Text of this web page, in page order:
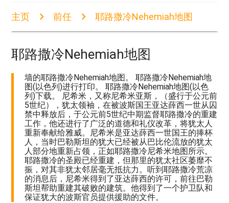
主页 前任 耶路撒冷Nehemiah地图
耶路撒冷Nehemiah地图
墙的耶路撒冷Nehemiah地图。 耶路撒冷Nehemiah地
图(以色列)进行打印。 耶路撒冷Nehemiah地图(以色
列)下载。 尼希米，又称尼希米亚斯，（盛行于公元前
5世纪），犹太领袖，在被波斯国王亚达薛西一世从囚
禁中释放后，于公元前5世纪中期监督耶路撒冷的重建
工作，他还进行了广泛的道德和礼仪改革，将犹太人
重新奉献给雅威。尼希米是亚达薛西一世国王的捧杯
人，当时巴勒斯坦的犹大已经被从巴比伦流放的犹太
人部分地重新占领，正如耶路撒冷尼希米地图所示。
耶路撒冷的圣殿已经重建，但那里的犹太社区萎靡不
振，对其非犹太邻居毫无抵抗力。听到耶路撒冷荒凉
的消息后，尼希米得到了亚达薛西的许可，前往巴勒
斯坦帮助重建其破败的建筑。他得到了一个护卫队和
保证犹大的波斯官员提供援助的文件。